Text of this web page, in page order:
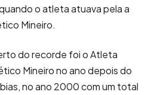
o atleta atuava pela a
Mineiro.
do recorde foi o Atleta
Mineiro no ano depois do
no ano 2000 com um total